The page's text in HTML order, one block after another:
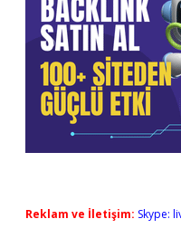
Reklam ve İletişim: Skype: